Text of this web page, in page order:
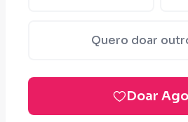
Quero doar
Doar